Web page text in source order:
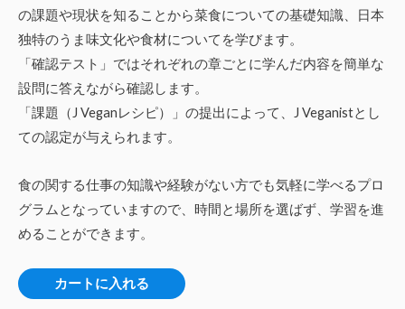
の課題や現状を知ることから菜食についての基礎知識、日本
独特のうま味文化や食材についてを学びます。
「確認テスト」ではそれぞれの章ごとに学んだ内容を簡単な
設問に答えながら確認します。
「課題（J Veganレシピ）」の提出によって、J Veganistとし
ての認定が与えられます。
食の関する仕事の知識や経験がない方でも気軽に学べるプロ
グラムとなっていますので、時間と場所を選ばず、学習を進
めることができます。
カートに入れる